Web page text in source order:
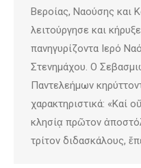
Βεροίας, Ναούσης και
λειτούργησε και
πανηγυρίζοντα Ιερό
Στενημάχου. Ο
Παντελεήμων
χαρακτηριστικά: «Καί
κλησίᾳ πρῶτον
τρίτον διδα­σκά­­λους,